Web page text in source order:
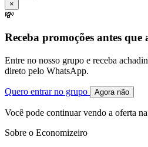
×
💸
Receba promoções antes que
Entre no nosso grupo e receba
direto pelo WhatsApp.
Quero entrar no grupo Agora não
Você pode continuar vendo a oferta
Sobre o Economizeiro